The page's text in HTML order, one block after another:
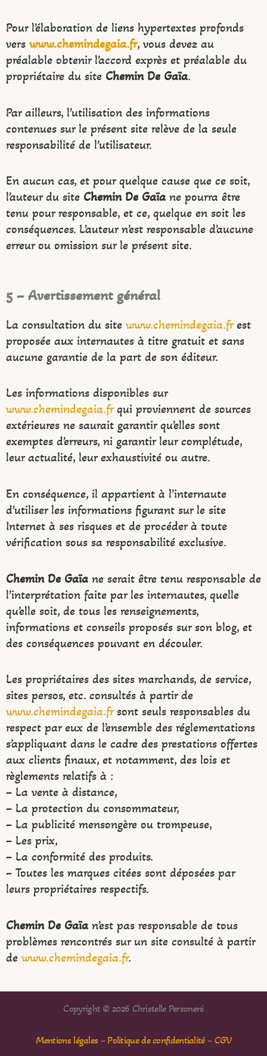
Pour l’élaboration de liens hypertextes profonds
vers www.chemindegaia.fr, vous devez au
préalable obtenir l’accord exprès et préalable du
propriétaire du site Chemin De Gaïa.
Par ailleurs, l’utilisation des informations
contenues sur le présent site relève de la seule
responsabilité de l’utilisateur.
En aucun cas, et pour quelque cause que ce soit,
l’auteur du site Chemin De Gaïa ne pourra être
tenu pour responsable, et ce, quelque en soit les
conséquences. L’auteur n’est responsable d’aucune
erreur ou omission sur le présent site.
5 – Avertissement général
La consultation du site www.chemindegaia.frest
proposée aux internautes à titre gratuit et sans
aucune garantie de la part de son éditeur.
Les informations disponibles sur
www.chemindegaia.frqui proviennent de sources
extérieures ne saurait garantir qu’elles sont
exemptes d’erreurs, ni garantir leur complétude,
leur actualité, leur exhaustivité ou autre.
En conséquence, il appartient à l’internaute
d’utiliser les informations figurant sur le site
Internet à ses risques et de procéder à toute
vérification sous sa responsabilité exclusive.
Chemin De Gaïa ne serait être tenu responsable de
l’interprétation faite par les internautes, quelle
qu’elle soit, de tous les renseignements,
informations et conseils proposés sur son blog, et
des conséquences pouvant en découler.
Les propriétaires des sites marchands, de service,
sites persos, etc. consultés à partir de
www.chemindegaia.frsont seuls responsables du
respect par eux de l’ensemble des réglementations
s’appliquant dans le cadre des prestations offertes
aux clients finaux, et notamment, des lois et
règlements relatifs à :
– La vente à distance,
– La protection du consommateur,
– La publicité mensongère ou trompeuse,
– Les prix,
– La conformité des produits.
– Toutes les marques citées sont déposées par
leurs propriétaires respectifs.
Chemin De Gaïa n’est pas responsable de tous
problèmes rencontrés sur un site consulté à partir
de www.chemindegaia.fr.
Copyright © 2026 Christelle Personeni
Mentions légales –Politique de confidentialité–CGV